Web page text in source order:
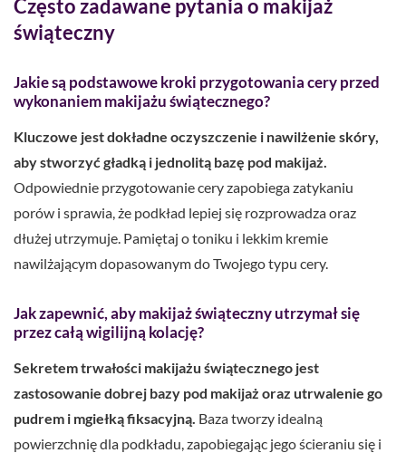
Często zadawane pytania o makijaż
świąteczny
Jakie są podstawowe kroki przygotowania cery przed
wykonaniem makijażu świątecznego?
Kluczowe jest dokładne oczyszczenie i nawilżenie skóry,
aby stworzyć gładką i jednolitą bazę pod makijaż.
Odpowiednie przygotowanie cery zapobiega zatykaniu
porów i sprawia, że podkład lepiej się rozprowadza oraz
dłużej utrzymuje. Pamiętaj o toniku i lekkim kremie
nawilżającym dopasowanym do Twojego typu cery.
Jak zapewnić, aby makijaż świąteczny utrzymał się
przez całą wigilijną kolację?
Sekretem trwałości makijażu świątecznego jest
zastosowanie dobrej bazy pod makijaż oraz utrwalenie go
pudrem i mgiełką fiksacyjną. Baza tworzy idealną
powierzchnię dla podkładu, zapobiegając jego ścieraniu się i